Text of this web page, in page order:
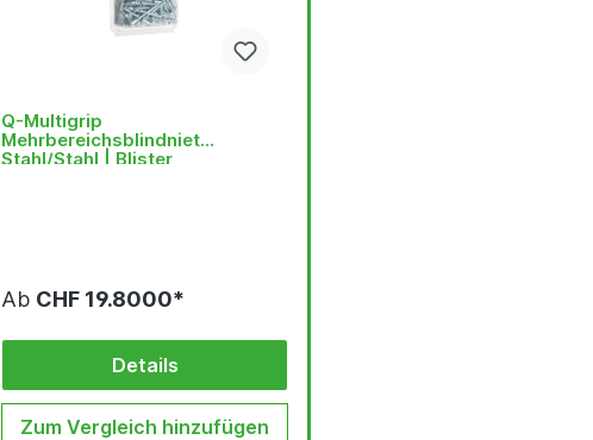
Q-Multigrip
Mehrbereichsblindniet
Stahl/Stahl | Blister
Ab CHF 19.8000*
Details
Zum Vergleich hinzufügen